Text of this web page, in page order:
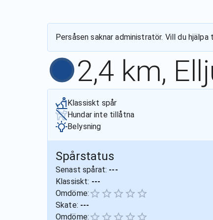
Persåsen saknar administratör. Vill du
2,4 km,
Klassiskt spår
Hundar inte tillåtna
Belysning
Spårstatus
Senast spårat: ---
Klassiskt: ---
Omdöme:
Skate: ---
Omdöme: